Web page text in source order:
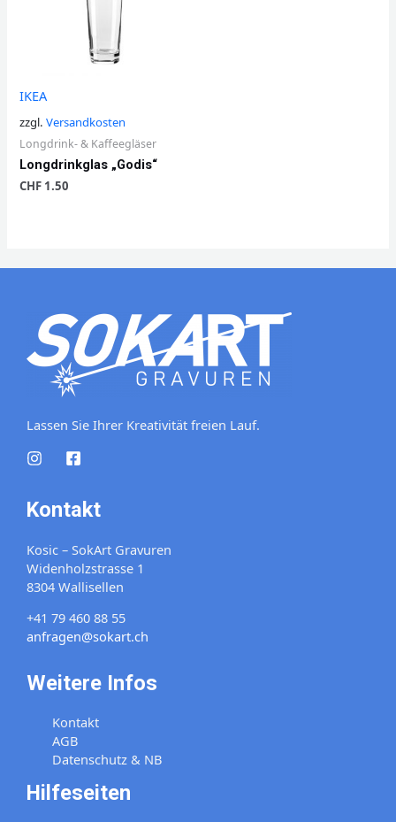
IKEA
zzgl.Versandkosten
Longdrink- & Kaffeegläser
Longdrinkglas „Godis“
CHF 1.50
Lassen Sie Ihrer Kreativität freien Lauf.
Kontakt
Kosic – SokArt Gravuren
Widenholzstrasse 1
8304 Wallisellen
+41 79 460 88 55
anfragen@sokart.ch
Weitere Infos
Kontakt
AGB
Datenschutz & NB
Hilfeseiten